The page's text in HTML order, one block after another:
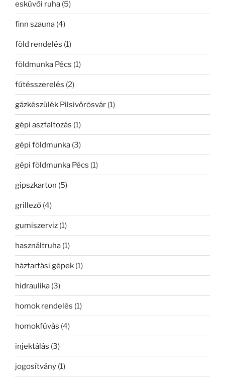
esküvői ruha (5)
finn szauna (4)
föld rendelés (1)
földmunka Pécs (1)
fűtésszerelés (2)
gázkészülék Pilsivörösvár (1)
gépi aszfaltozás (1)
gépi földmunka (3)
gépi földmunka Pécs (1)
gipszkarton (5)
grillező (4)
gumiszerviz (1)
használtruha (1)
háztartási gépek (1)
hidraulika (3)
homok rendelés (1)
homokfúvás (4)
injektálás (3)
jogosítvány (1)